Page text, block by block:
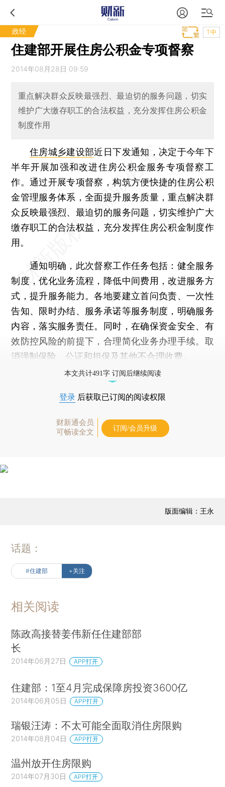
政经 T中
住建部开展住房公积金专项督察
2014年08月28日 09:59
重点解决群众反映最强烈、最迫切的服务问题，切实
维护广大缴存职工的合法权益，充分发挥住房公积金
制度作用
住房城乡建设部近日下发通知，决定于今年下
半年开展加强和改进住房公积金服务专项督察工
作。通过开展专项督察，构筑方便快捷的住房公积
金管理服务体系，全面提升服务质量，重点解决群
众反映最强烈、最迫切的服务问题，切实维护广大
缴存职工的合法权益，充分发挥住房公积金制度作
用。
通知明确，此次督察工作任务包括：健全服务
制度，优化业务流程，降低中间费用，改进服务方
式，提升服务能力。各地要建立首问负责、一次性
告知、限时办结、服务承诺等服务制度，明确服务
内容，落实服务责任。同时，在确保资金安全、有
效防控风险的前提下，合理简化业务办理手续。取
消强制保险、公证和担保及其他不合理收费。
本文共计491字 订阅后继续阅读
登录 后获取已订阅的阅读权限
财新通会员
可畅读全文
订阅/会员升级
版面编辑：王永
话题：
#住建部 +关注
相关阅读
陈政高接替姜伟新任住建部部
长
2014年06月27日 APP打开
住建部：1至4月完成保障房投资3600亿
2014年06月05日 APP打开
瑞银汪涛：不太可能全面取消住房限购
2014年08月04日 APP打开
温州放开住房限购
2014年07月30日 APP打开